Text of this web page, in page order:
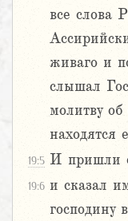
все слова
живаго и
слышал
молитву об
19:5 И пришли
19:6 и сказал
господину